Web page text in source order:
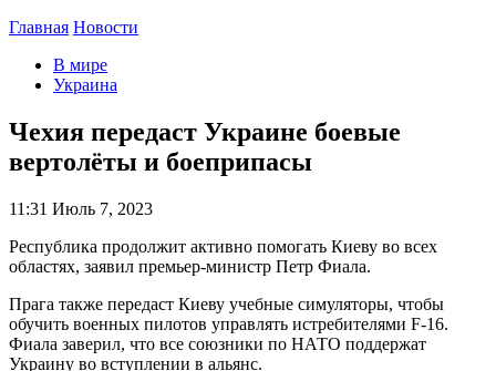
Главная Новости
В мире
Украина
Чехия передаст Украине боевые
вертолёты и боеприпасы
11:31 Июль 7, 2023
Республика продолжит активно помогать Киеву во всех
областях, заявил премьер-министр Петр Фиала.
Прага также передаст Киеву учебные симуляторы, чтобы
обучить военных пилотов управлять истребителями F-16.
Фиала заверил, что все союзники по НАТО поддержат
Украину во вступлении в альянс.